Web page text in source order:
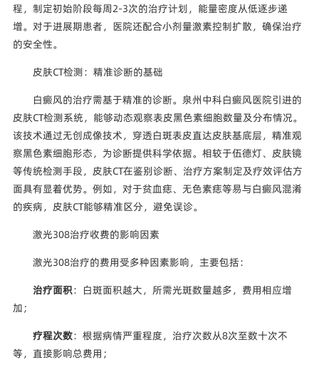
程，制定初始阶段每周2-3次的治疗计划，能量密度从低逐步递
增。对于进展期患者，医院还配合小剂量激素控制扩散，确保治疗
的安全性。
皮肤CT检测：精准诊断的基础
白癜风的治疗需基于精准的诊断。泉州中科白癜风医院引进的
皮肤CT检测系统，能够动态观察表皮黑色素细胞数量及分布情况。
该技术通过无创成像技术，穿透白斑表皮直达皮肤基底层，精准观
察黑色素细胞形态，为诊断提供科学依据。相较于伍德灯、皮肤镜
等传统检测手段，皮肤CT在鉴别诊断、治疗方案制定及疗效评估方
面具有显着优势。例如，对于贫血痣、无色素痣等易与白癜风混淆
的疾病，皮肤CT能够精准区分，避免误诊。
激光308治疗收费的影响因素
激光308治疗的费用受多种因素影响，主要包括：
治疗面积：白斑面积越大，所需光斑数量越多，费用相应增
加；
疗程次数：根据病情严重程度，治疗次数从8次至数十次不
等，直接影响总费用；